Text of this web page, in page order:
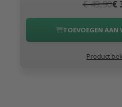
€ 49,90€
TOEVOEGEN AAN
Product